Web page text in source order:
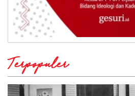
Terpopuler